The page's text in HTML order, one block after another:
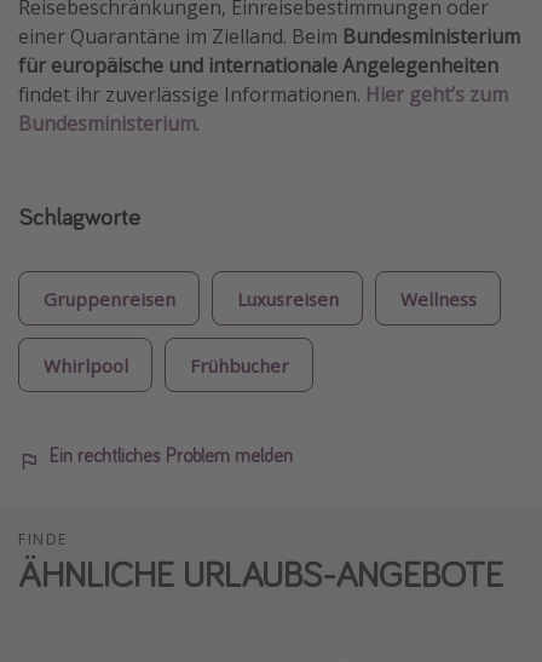
Reisebeschränkungen, Einreisebestimmungen oder
einer Quarantäne im Zielland. Beim Bundesministerium
für europäische und internationale Angelegenheiten
findet ihr zuverlässige Informationen. Hier geht’s zum
Bundesministerium.
Schlagworte
Gruppenreisen Luxusreisen Wellness
Whirlpool Frühbucher
Ein rechtliches Problem melden
FINDE
ÄHNLICHE URLAUBS-ANGEBOTE